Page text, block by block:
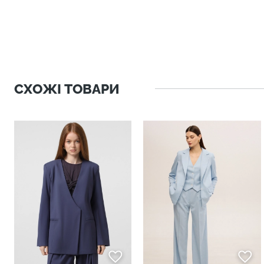
СХОЖІ ТОВАРИ